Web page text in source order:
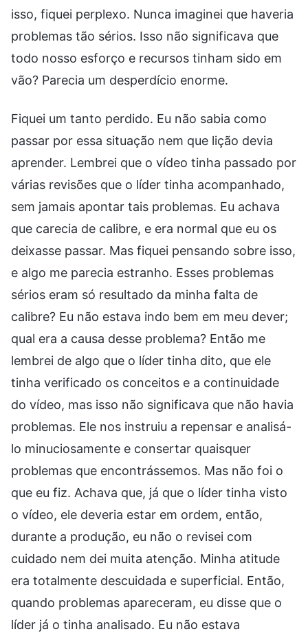
isso, fiquei perplexo. Nunca imaginei que haveria
problemas tão sérios. Isso não significava que
todo nosso esforço e recursos tinham sido em
vão? Parecia um desperdício enorme.
Fiquei um tanto perdido. Eu não sabia como
passar por essa situação nem que lição devia
aprender. Lembrei que o vídeo tinha passado por
várias revisões que o líder tinha acompanhado,
sem jamais apontar tais problemas. Eu achava
que carecia de calibre, e era normal que eu os
deixasse passar. Mas fiquei pensando sobre isso,
e algo me parecia estranho. Esses problemas
sérios eram só resultado da minha falta de
calibre? Eu não estava indo bem em meu dever;
qual era a causa desse problema? Então me
lembrei de algo que o líder tinha dito, que ele
tinha verificado os conceitos e a continuidade
do vídeo, mas isso não significava que não havia
problemas. Ele nos instruiu a repensar e analisá-
lo minuciosamente e consertar quaisquer
problemas que encontrássemos. Mas não foi o
que eu fiz. Achava que, já que o líder tinha visto
o vídeo, ele deveria estar em ordem, então,
durante a produção, eu não o revisei com
cuidado nem dei muita atenção. Minha atitude
era totalmente descuidada e superficial. Então,
quando problemas apareceram, eu disse que o
líder já o tinha analisado. Eu não estava